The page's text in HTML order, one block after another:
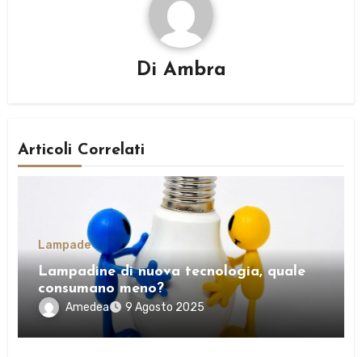
Di Ambra
Articoli Correlati
Lampade
Lampadine di nuova tecnologia, quale
consumano meno?
Amedea 9 Agosto 2025